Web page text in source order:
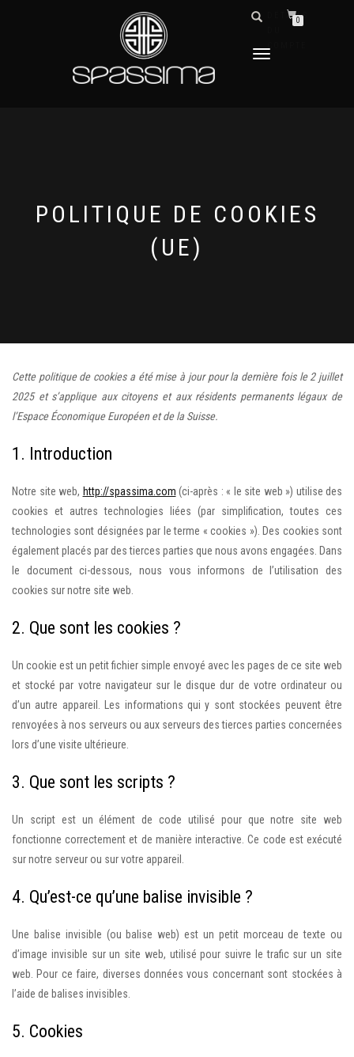
DÉPLIER
DÉTAILS
0
POLITIQUE DE COOKIES
(UE)
Cette politique de cookies a été mise à jour pour la dernière fois le 2 juillet
2025 et s’applique aux citoyens et aux résidents permanents légaux de
l’Espace Économique Européen et de la Suisse.
1. Introduction
Notre site web, http://spassima.com (ci-après : « le site web ») utilise des
cookies et autres technologies liées (par simplification, toutes ces
technologies sont désignées par le terme « cookies »). Des cookies sont
également placés par des tierces parties que nous avons engagées. Dans
le document ci-dessous, nous vous informons de l’utilisation des
cookies sur notre site web.
2. Que sont les cookies ?
Un cookie est un petit fichier simple envoyé avec les pages de ce site web
et stocké par votre navigateur sur le disque dur de votre ordinateur ou
d’un autre appareil. Les informations qui y sont stockées peuvent être
renvoyées à nos serveurs ou aux serveurs des tierces parties concernées
lors d’une visite ultérieure.
3. Que sont les scripts ?
Un script est un élément de code utilisé pour que notre site web
fonctionne correctement et de manière interactive. Ce code est exécuté
sur notre serveur ou sur votre appareil.
4. Qu’est-ce qu’une balise invisible ?
Une balise invisible (ou balise web) est un petit morceau de texte ou
d’image invisible sur un site web, utilisé pour suivre le trafic sur un site
web. Pour ce faire, diverses données vous concernant sont stockées à
l’aide de balises invisibles.
5. Cookies